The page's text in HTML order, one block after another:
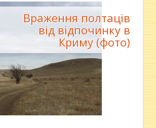
Враження полтаців
від відпочинку в
Криму (фото)